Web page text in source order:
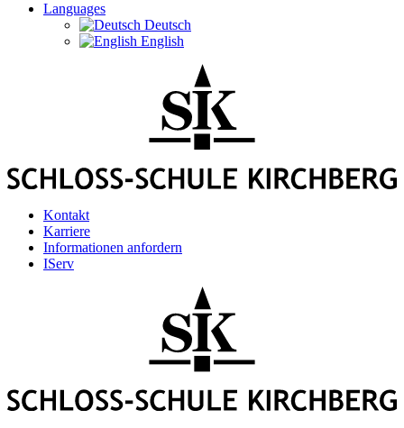
Languages
Deutsch
English
Kontakt
Karriere
Informationen anfordern
IServ